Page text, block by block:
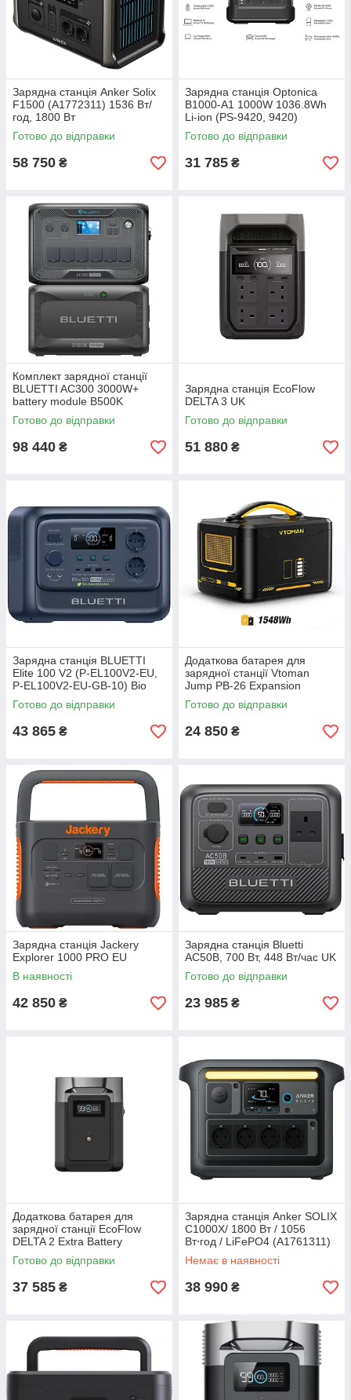
Зарядна станція Anker Solix
F1500 (A1772311) 1536 Вт/
год, 1800 Вт
Готово до відправки
58 750 ₴
Зарядна станція Optonica
B1000-A1 1000W 1036.8Wh
Li-ion (PS-9420, 9420)
Готово до відправки
31 785 ₴
Комплект зарядної станції
BLUETTI AC300 3000W+
battery module B500K
Готово до відправки
98 440 ₴
Зарядна станція EcoFlow
DELTA 3 UK
Готово до відправки
51 880 ₴
Зарядна станція BLUETTI
Elite 100 V2 (P-EL100V2-EU,
P-EL100V2-EU-GB-10) Bio
Based Plastics
Готово до відправки
43 865 ₴
Додаткова батарея для
зарядної станції Vtoman
Jump PB-26 Expansion
Battery (Jump 1500 Extra
Battery)
Готово до відправки
24 850 ₴
Зарядна станція Jackery
Explorer 1000 PRO EU
В наявності
42 850 ₴
Зарядна станція Bluetti
AC50B, 700 Вт, 448 Вт/час UK
Готово до відправки
23 985 ₴
Додаткова батарея для
зарядної станції EcoFlow
DELTA 2 Extra Battery
(ZMR330EB, EFD330-EB)
Готово до відправки
37 585 ₴
Зарядна станція Anker SOLIX
C1000X/ 1800 Вт / 1056
Вт⋅год / LiFePO4 (A1761311)
Немає в наявності
38 990 ₴